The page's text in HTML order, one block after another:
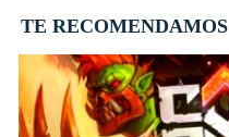
TE RECOMENDAMOS